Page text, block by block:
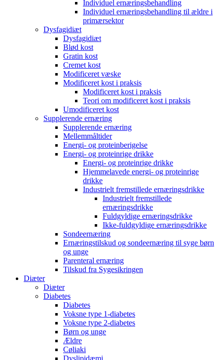
Individuel ernæringsbehandling
Individuel ernæringsbehandling til ældre i
primærsektor
Dysfagidiæt
Dysfagidiæt
Blød kost
Gratin kost
Cremet kost
Modificeret væske
Modificeret kost i praksis
Modificeret kost i praksis
Teori om modificeret kost i praksis
Umodificeret kost
Supplerende ernæring
Supplerende ernæring
Mellemmåltider
Energi- og proteinberigelse
Energi- og proteinrige drikke
Energi- og proteinrige drikke
Hjemmelavede energi- og proteinrige
drikke
Industrielt fremstillede ernæringsdrikke
Industrielt fremstillede
ernæringsdrikke
Fuldgyldige ernæringsdrikke
Ikke-fuldgyldige ernæringsdrikke
Sondeernæring
Ernæringstilskud og sondeernæring til syge børn
og unge
Parenteral ernæring
Tilskud fra Sygesikringen
Diæter
Diæter
Diabetes
Diabetes
Voksne type 1-diabetes
Voksne type 2-diabetes
Børn og unge
Ældre
Cøliaki
Dyslipidæmi